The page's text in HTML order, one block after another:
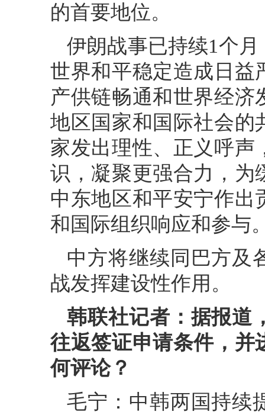
的首要地位。
伊朗战事已持续1个
世界和平稳定造成日益
产供链畅通和世界经
地区国家和国际社会的
家发出理性、正义呼声
识，凝聚更强合力，为
中东地区和平安宁作出
和国际组织响应和参与
中方将继续同巴方及
战发挥建设性作用。
韩联社记者：据报道
往返签证申请条件，并
何评论？
毛宁：中韩两国持续